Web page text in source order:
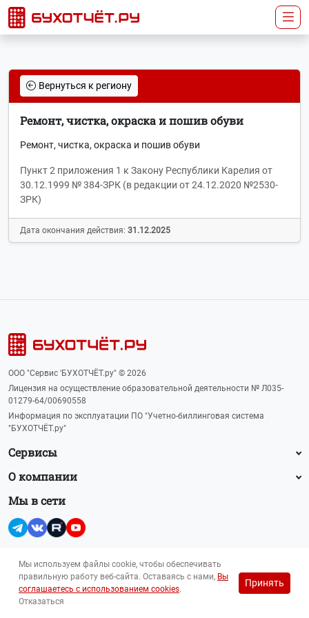
Вернуться к региону
Ремонт, чистка, окраска и пошив обуви
Ремонт, чистка, окраска и пошив обуви
Пункт 2 приложения 1 к Закону Республики Карелия от
30.12.1999 № 384-ЗРК (в редакции от 24.12.2020 №2530-
ЗРК)
Дата окончания действия: 31.12.2025
ООО "Сервис 'БУХОТЧЁТ.ру" © 2026
Лицензия на осуществление образовательной деятельности № Л035-
01279-64/00690558
Информация по эксплуатации ПО "Учетно-биллинговая система
"БУХОТЧЁТ.ру"
Сервисы
О компании
Мы в сети
Для лиц 16+
Прайс-лист на рекламу (PDF, 145 Кб)
Мы используем файлы cookie, чтобы обеспечивать
правильную работу веб-сайта. Оставаясь с нами, Вы
соглашаетесь с использованием cookies.
Отказаться
Принять